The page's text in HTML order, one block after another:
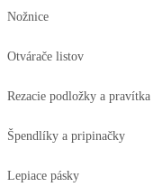
Nožnice
Otvárače listov
Rezacie podložky a pravítka
Špendlíky a pripinačky
Lepiace pásky